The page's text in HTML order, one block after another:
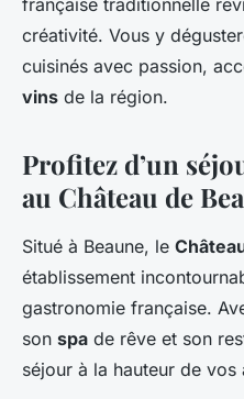
créativité. Vous y
cuisinés avec passion,
vins de la région.
Profitez d’un
au Château de
Situé à Beaune, le
établissement
gastronomie française.
son spa de rêve et son
séjour à la hauteur de vos